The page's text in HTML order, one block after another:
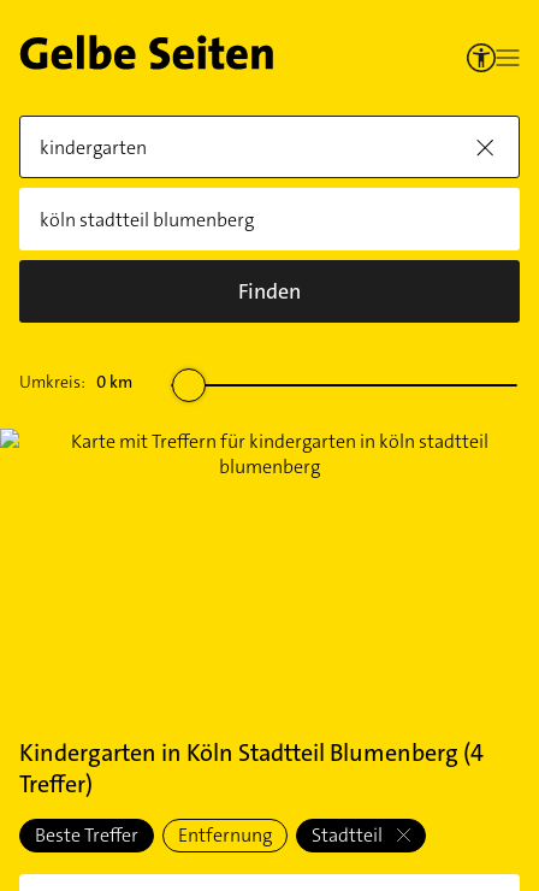
Finden
Umkreis: 0 km
Kindergarten in Köln Stadtteil Blumenberg (4
Treffer)
Beste Treffer Entfernung Stadtteil